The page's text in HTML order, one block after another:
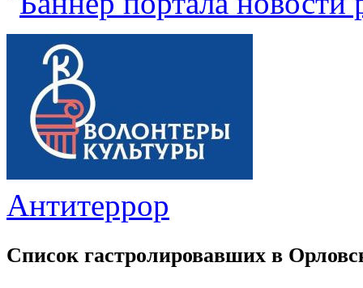
Антитеррор
Список гастролировавших в